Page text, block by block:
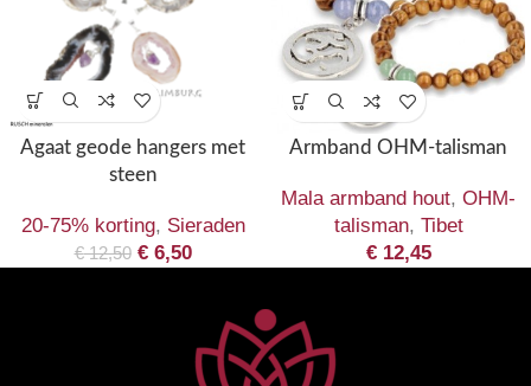
Agaat geode hangers met
steen
20-75% korting, Sieraden
€12,50 €6,50
Armband OHM-talisman
Mala armband hout, OHM-
talisman, Tibet
€12,45